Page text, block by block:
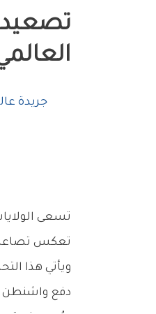
الصفحة
الرئيسية
جريدة
‬تعكس‭ ‬تصاعد‭ ‬القلق‭ ‬الدولي‭ ‬من‭ ‬التوترات‭ ‬العسكرية‭ ‬وتأثيرها‭ ‬المباشر‭ ‬على‭ ‬إمدادات‭ ‬الطاقة‭ ‬العالمية‭.‬
‬دفع‭ ‬واشنطن‭ ‬إلى‭ ‬حشد‭ ‬دعم‭ ‬دولي‭ ‬لإدانة‭ ‬هذه‭ ‬التحركات‭ ‬وإعادة‭ ‬تأمين‭ ‬أحد‭ ‬أهم‭ ‬الممرات‭ ‬البحرية‭ ‬في‭ ‬العالم‭ .‬